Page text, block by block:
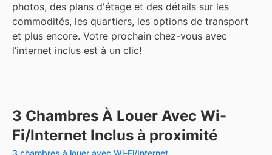
photos, des plans d'étage et des détails sur les
commodités, les quartiers, les options de transport
et plus encore. Votre prochain chez-vous avec
l’internet inclus est à un clic!
3 Chambres À Louer Avec Wi-
Fi/Internet Inclus à proximité
3 chambres à louer avec Wi-Fi/Internet